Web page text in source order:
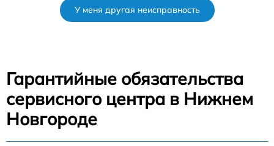
У меня другая неисправность
Гарантийные обязательства
сервисного центра в Нижнем
Новгороде